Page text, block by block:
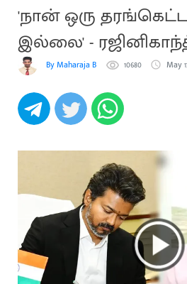
'நான் ஒரு
இல்லை' -
By Maharaja B 10680 May